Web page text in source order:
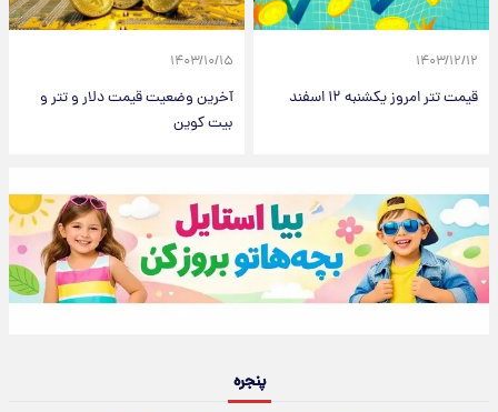
۱۴۰۳/۱۲/۱۲
قیمت تتر امروز یکشنبه ۱۲ اسفند
۱۴۰۳/۱۰/۱۵
آخرین وضعیت قیمت دلار و تتر و
بیت کوین
پنجره